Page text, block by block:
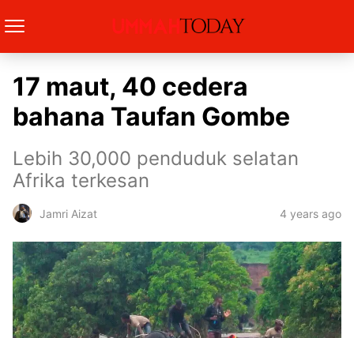
17 maut, 40 cedera
bahana Taufan Gombe
Lebih 30,000 penduduk selatan
Afrika terkesan
Jamri Aizat 4 years ago